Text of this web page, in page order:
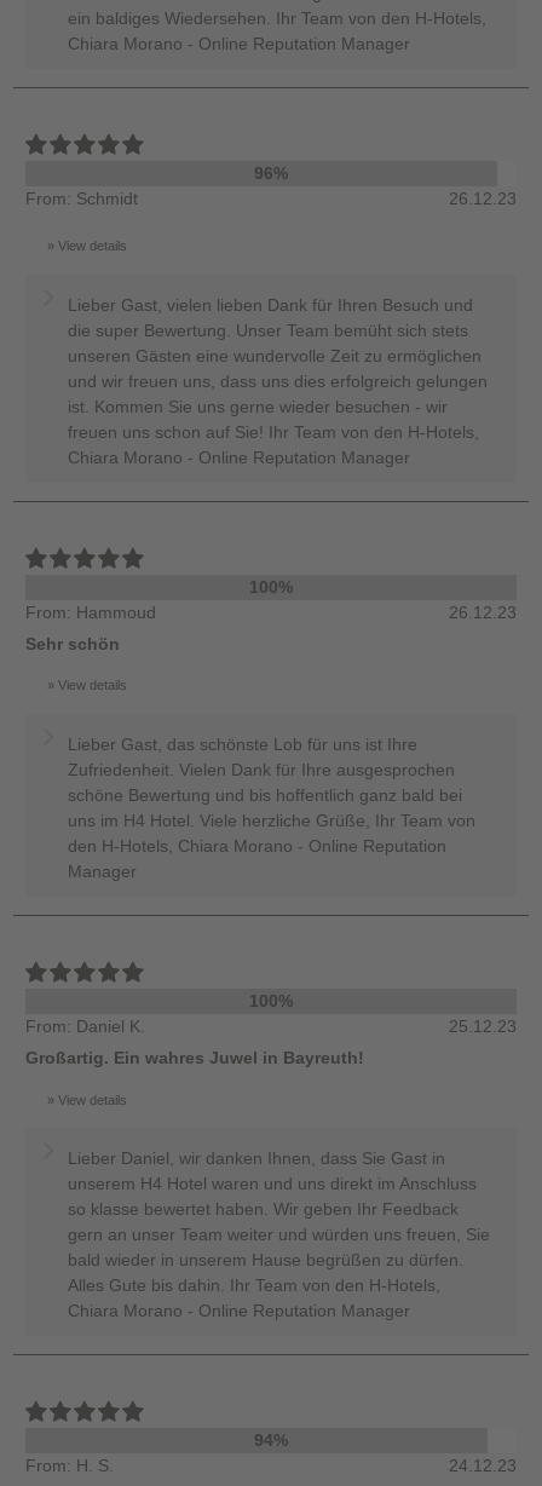
ein baldiges Wiedersehen. Ihr Team von den H-Hotels,
Chiara Morano - Online Reputation Manager
96%
From: Schmidt
26.12.23
View details
Lieber Gast, vielen lieben Dank für Ihren Besuch und
die super Bewertung. Unser Team bemüht sich stets
unseren Gästen eine wundervolle Zeit zu ermöglichen
und wir freuen uns, dass uns dies erfolgreich gelungen
ist. Kommen Sie uns gerne wieder besuchen - wir
freuen uns schon auf Sie! Ihr Team von den H-Hotels,
Chiara Morano - Online Reputation Manager
100%
From: Hammoud
26.12.23
Sehr schön
View details
Lieber Gast, das schönste Lob für uns ist Ihre
Zufriedenheit. Vielen Dank für Ihre ausgesprochen
schöne Bewertung und bis hoffentlich ganz bald bei
uns im H4 Hotel. Viele herzliche Grüße, Ihr Team von
den H-Hotels, Chiara Morano - Online Reputation
Manager
100%
From: Daniel K.
25.12.23
Großartig. Ein wahres Juwel in Bayreuth!
View details
Lieber Daniel, wir danken Ihnen, dass Sie Gast in
unserem H4 Hotel waren und uns direkt im Anschluss
so klasse bewertet haben. Wir geben Ihr Feedback
gern an unser Team weiter und würden uns freuen, Sie
bald wieder in unserem Hause begrüßen zu dürfen.
Alles Gute bis dahin. Ihr Team von den H-Hotels,
Chiara Morano - Online Reputation Manager
94%
From: H. S.
24.12.23